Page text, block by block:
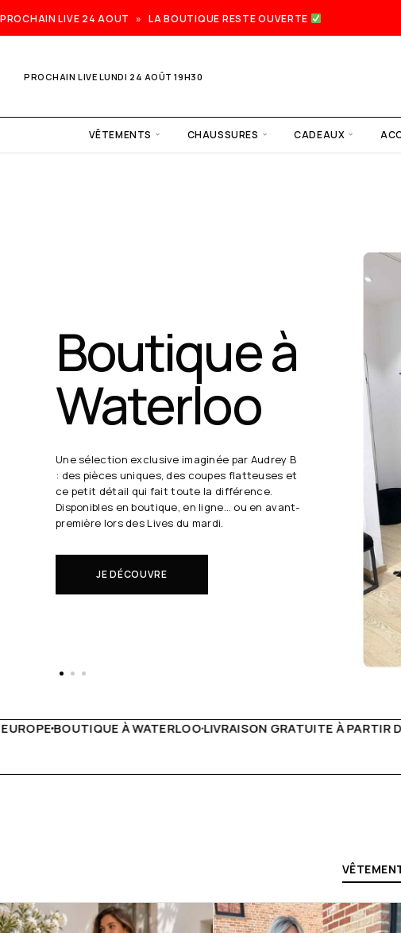
PROCHAIN LIVE 24 AOUT » LA BOUTIQUE RESTE OUVERTE
PROCHAIN LIVE LUNDI 24 AOÛT 19H30
VÊTEMENTS CHAUSSURES CADEAUX
live lundi
24 août
19h30
Chaque semaine, Audrey B. dévoile ses coups
de cœur en direct.
GRATUITE À PARTIR DE 150€LIVE FACEBOOK CHAQUE